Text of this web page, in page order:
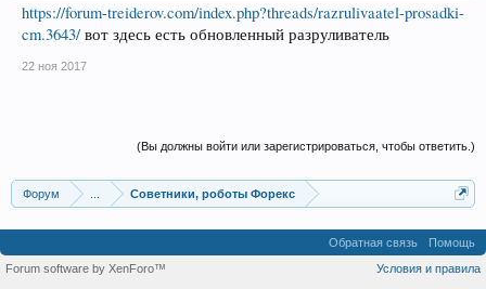
https://forum-treiderov.com/index.php?threads/razrulivaatel-prosadki-
cm.3643/ вот здесь есть обновленный разруливатель
22 ноя 2017
(Вы должны войти или зарегистрироваться, чтобы ответить.)
Форум Советники, роботы Форекс
Обратная связь
Помощь
Условия и правила
Forum software by XenForo™